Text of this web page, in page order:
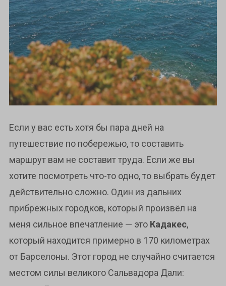
Если у вас есть хотя бы пара дней на
путешествие по побережью, то составить
маршрут вам не составит труда. Если же вы
хотите посмотреть что-то одно, то выбрать будет
действительно сложно. Один из дальних
прибрежных городков, который произвёл на
меня сильное впечатление — это Кадакес,
который находится примерно в 170 километрах
от Барселоны. Этот город не случайно считается
местом силы великого Сальвадора Дали: